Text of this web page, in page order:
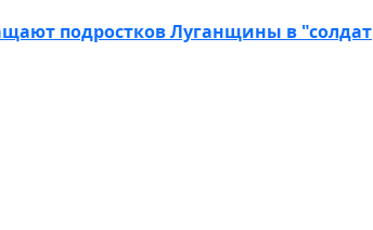
подростков Луганщины в "солдат